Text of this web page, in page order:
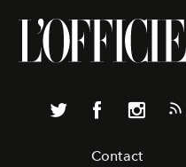
Contact